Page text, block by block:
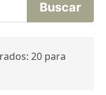
20 para